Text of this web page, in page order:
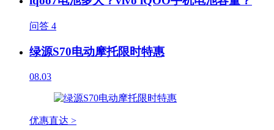
问答 4
绿源S70电动摩托限时特惠
08.03
优惠直达 >